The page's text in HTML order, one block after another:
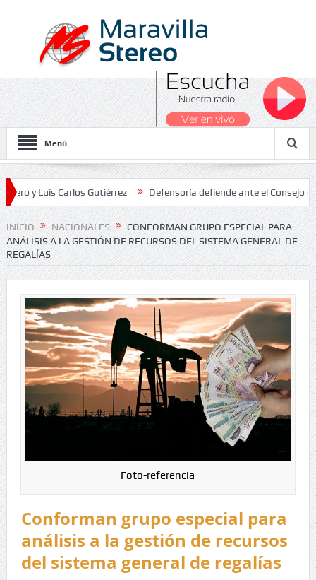
Menú
Carlos Gutiérrez Defensoría defiende ante el Consejo de
2026
INICIO NACIONALES
CONFORMAN GRUPO ESPECIAL PARA
ANÁLISIS A LA GESTIÓN DE RECURSOS DEL SISTEMA GENERAL DE
REGALÍAS
Foto-referencia
Conforman grupo especial para
análisis a la gestión de recursos
del sistema general de regalías